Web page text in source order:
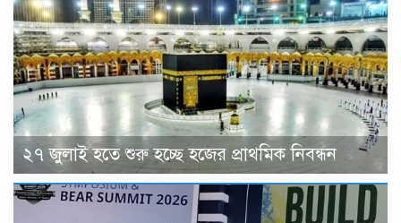
২৭ জুলাই হতে শুরু হচ্ছে হজের প্রাথমিক নিবন্ধন